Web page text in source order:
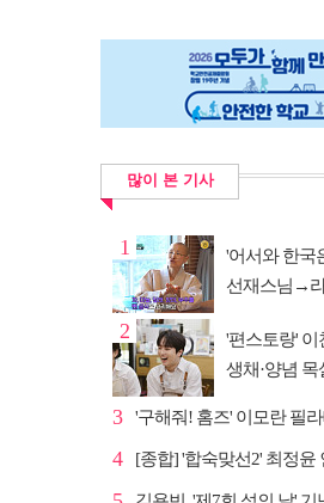
많이 본 기사
1
'어서와 한국
선재스님→
2
'편스토랑' 이
생채·양념 목
3
4